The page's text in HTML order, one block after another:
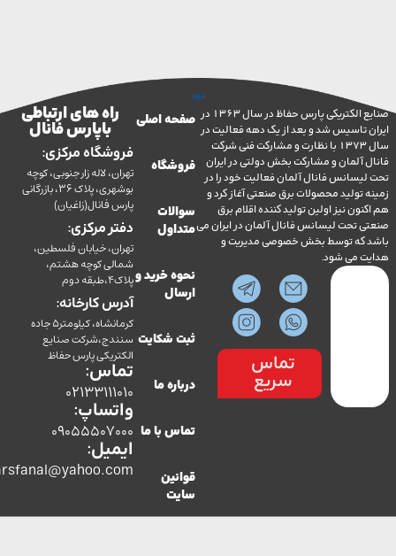
صنایع الکتریکی پارس حفاظ در سال 1363 در
شد و بعد از یک دهه فعالیت در
سال 1373 با نظارت و مشارکت فنی شرکت
و مشارکت بخش دولتی در ایران
فانال آلمان فعالیت خود را در
محصولات برق صنعتی آغاز کرد و
نیز اولین تولید کننده اقلام برق
لیسانس فانال آلمان در ایران می
توسط بخش خصوصی مدیریت و
می شود.
تماس
سریع
صفحه اصلی
فروشگاه
سوالات
متداول
نحوه خرید و
ثبت شکایت
درباره ما
تماس با ما
قوانین
راه های ارتباطی
با پارس فانال
فروشگاه مرکزی:
تهران، لاله زار جنوبی، کوچه
بوشهری، پلاک 36، بازرگانی
پارس فانال(زاغیان)
دفتر مرکزی:
تهران، خیابان فلسطین،
شمالی کوچه هشتم،
پلاک4،طبقه دوم
آدرس کارخانه:
کرمانشاه، کیلومتر5 جاده
سنندج،شرکت صنایع
الکتریکی پارس حفاظ
تماس:
02133111010
واتساپ:
09055507000
ایمیل:
co.parsfanal@yahoo.com